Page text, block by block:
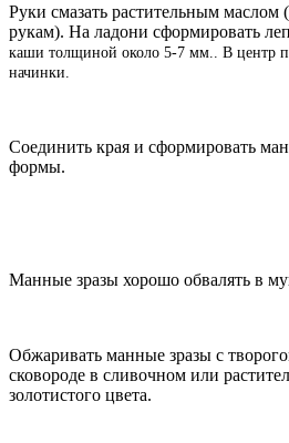
Руки смазать растительным маслом
рукам). На ладони сформировать
каши толщиной около 5-7 мм.. В центр
начинки.
Соединить края и сформировать
формы.
Манные зразы хорошо обвалять в
Обжаривать манные зразы с
сковороде в сливочном или
золотистого цвета.